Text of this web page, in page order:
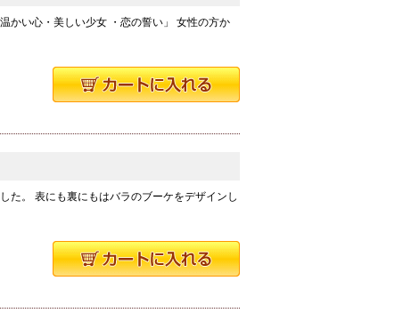
かい心・美しい少女 ・恋の誓い」 女性の方か
た。 表にも裏にもはバラのブーケをデザインし